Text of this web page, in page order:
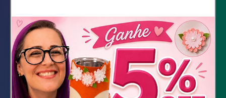
Material Necessário
Impressão do molde
Capinha de Celular
Lápis grafite 4b